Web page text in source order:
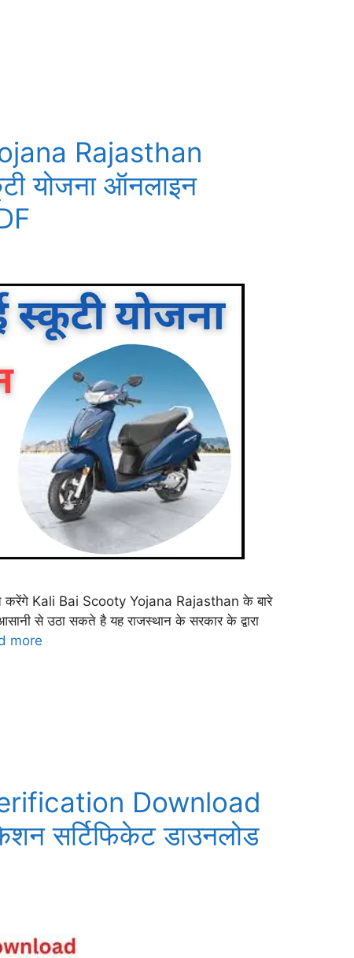
Rajasthan
योजना ऑनलाइन
Kali Bai Scooty Yojana Rajasthan के बारे
से उठा सकते है यह राजस्थान के सरकार के द्वारा
more
Download
सर्टिफिकेट डाउनलोड